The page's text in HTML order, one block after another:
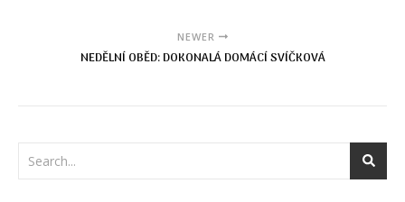
NEWER
NEDĚLNÍ OBĚD: DOKONALÁ DOMÁCÍ SVÍČKOVÁ